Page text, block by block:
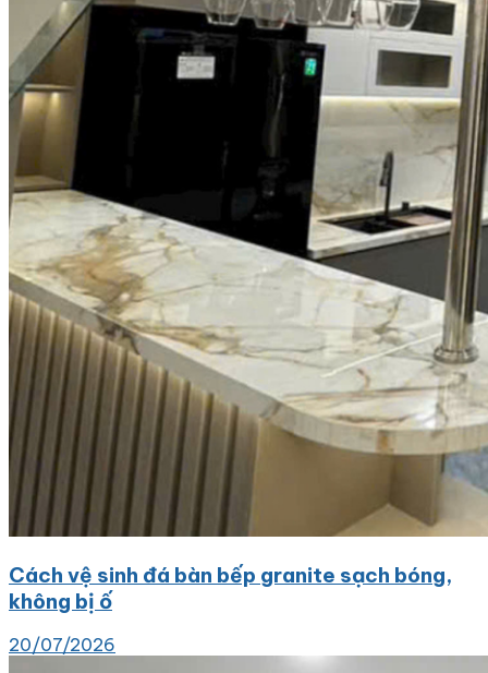
Cách vệ sinh đá bàn bếp granite sạch bóng,
không bị ố
20/07/2026